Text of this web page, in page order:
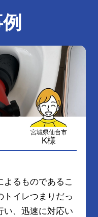
宮城県仙台市
K様
よるものであるこ
トイレつまりだっ
い、迅速に対応い